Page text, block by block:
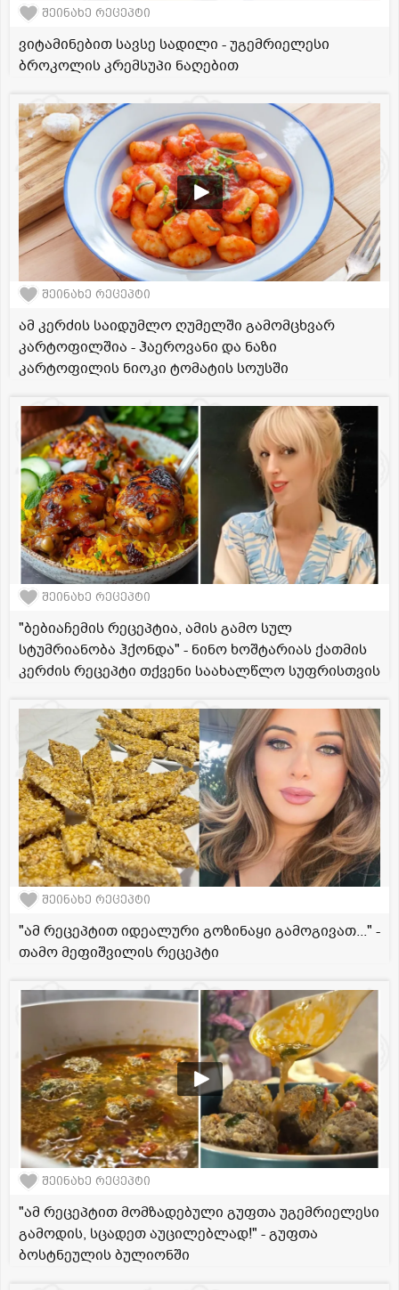
შეინახე რეცეპტი
ვიტამინებით სავსე სადილი - უგემრიელესი
ბროკოლის კრემსუპი ნაღებით
შეინახე რეცეპტი
ამ კერძის საიდუმლო ღუმელში გამომცხვარ
კარტოფილშია - ჰაეროვანი და ნაზი
კარტოფილის ნიოკი ტომატის სოუსში
შეინახე რეცეპტი
"ბებიაჩემის რეცეპტია, ამის გამო სულ
სტუმრიანობა ჰქონდა" - ნინო ხოშტარიას ქათმის
კერძის რეცეპტი თქვენი საახალწლო სუფრისთვის
შეინახე რეცეპტი
"ამ რეცეპტით იდეალური გოზინაყი გამოგივათ..." -
თამო მეფიშვილის რეცეპტი
შეინახე რეცეპტი
"ამ რეცეპტით მომზადებული გუფთა უგემრიელესი
გამოდის, სცადეთ აუცილებლად!" - გუფთა
ბოსტნეულის ბულიონში